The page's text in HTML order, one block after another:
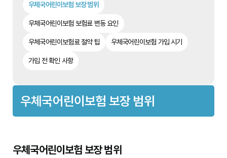
우체국어린이보험 보장 범위
우체국어린이보험 보험료 변동 요인
우체국어린이보험료 절약 팁 우체국어린이보험 가입 시기
가입 전 확인 사항
우체국어린이보험 보장 범위
우체국어린이보험 보장 범위